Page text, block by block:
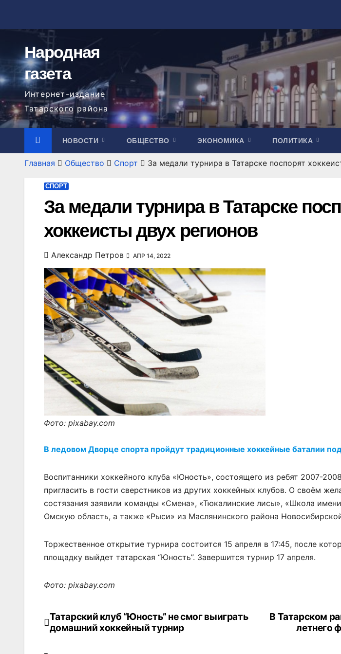
содержимому
Народная
газета
Интернет-издание
Татарского района
НОВОСТИ ОБЩЕСТВО ЭКОНОМИКА ПОЛИТИКА
Главная Общество Спорт За медали турнира в Татарске поспорят
СПОРТ
За медали турнира в Татарске
хоккеисты двух регионов
Александр Петров АПР 14, 2022
Фото: pixabay.com
В ледовом Дворце спорта пройдут традиционные хоккейные баталии
Воспитанники хоккейного клуба «Юность», состоящего из ребят 2007-
пригласить в гости сверстников из других хоккейных клубов. О своём
состязания заявили команды «Смена», «Тюкалинские лисы», «Школа
Омскую область, а также «Рыси» из Маслянинского района
Торжественное открытие турнира состоится 15 апреля в 17:45, после
площадку выйдет татарская “Юность”. Завершится турнир 17 апреля.
Фото: pixabay.com
Навигация
В Татарском
летнего
Татарский клуб “Юность” не смог выиграть
домашний хоккейный турнир